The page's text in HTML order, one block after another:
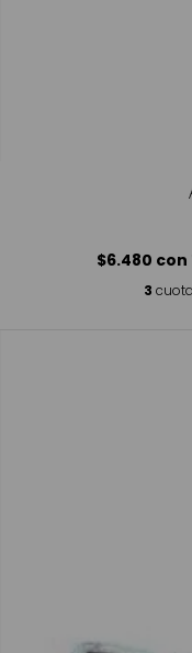
$6.480 con
3